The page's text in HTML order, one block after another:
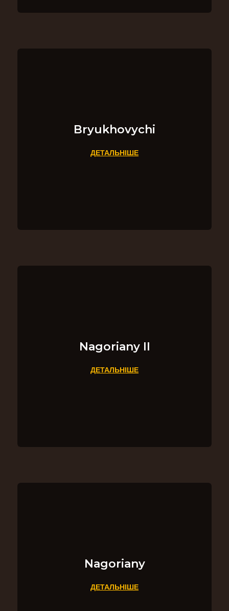
Bryukhovychi
ДЕТАЛЬНІШЕ
Nagoriany II
ДЕТАЛЬНІШЕ
Nagoriany
ДЕТАЛЬНІШЕ